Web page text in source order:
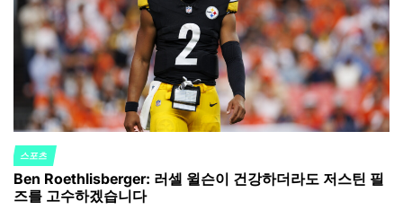
POSTED
IN
스포츠
Ben Roethlisberger: 러셀 윌슨이 건강하더라도 저스틴 필
즈를 고수하겠습니다